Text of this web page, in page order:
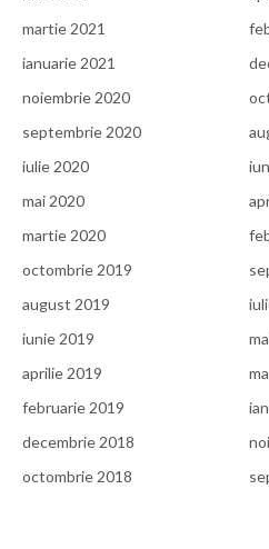
martie 2021
ianuarie 2021
noiembrie 2020
septembrie 2020
iulie 2020
mai 2020
martie 2020
octombrie 2019
august 2019
iunie 2019
aprilie 2019
februarie 2019
decembrie 2018
octombrie 2018